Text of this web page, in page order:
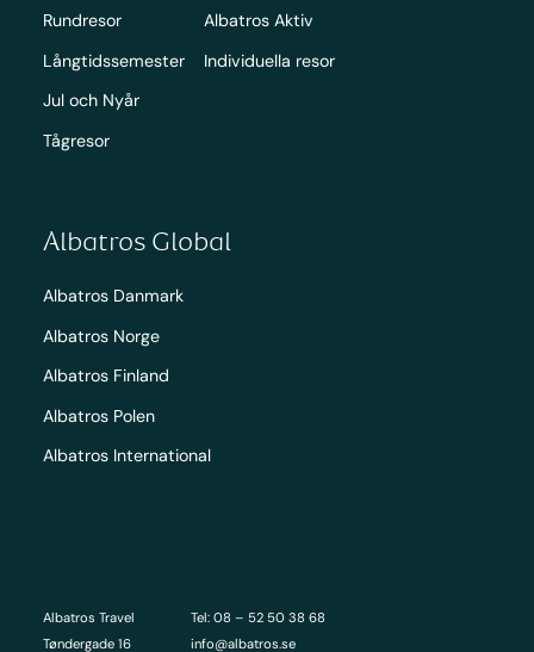
Albatros Travel
Tøndergade 16
Tel: 08 – 52 50 38 68
info@albatros.se
Rundresor
Långtidssemester
Jul och Nyår
Tågresor
Albatros Aktiv
Individuella resor
Albatros Global
Albatros Danmark
Albatros Norge
Albatros Finland
Albatros Polen
Albatros International